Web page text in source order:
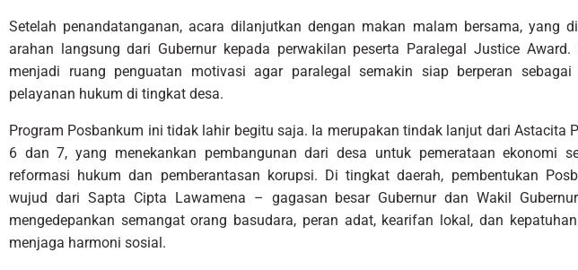
Setelah penandatanganan, acara dilanjutkan dengan makan malam bersama, yang
arahan langsung dari Gubernur kepada perwakilan peserta Paralegal Justice
menjadi ruang penguatan motivasi agar paralegal semakin siap berperan
pelayanan hukum di tingkat desa.
Program Posbankum ini tidak lahir begitu saja. Ia merupakan tindak lanjut dari Astacita
6 dan 7, yang menekankan pembangunan dari desa untuk pemerataan ekonomi
reformasi hukum dan pemberantasan korupsi. Di tingkat daerah, pembentukan
wujud dari Sapta Cipta Lawamena – gagasan besar Gubernur dan Wakil
mengedepankan semangat orang basudara, peran adat, kearifan lokal, dan
menjaga harmoni sosial.